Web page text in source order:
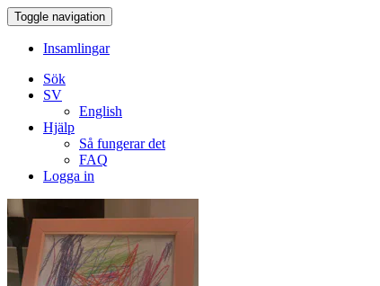
Toggle navigation
Insamlingar
Sök
SV
English
Hjälp
Så fungerar det
FAQ
Logga in